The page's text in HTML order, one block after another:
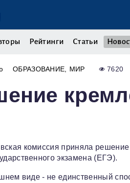
Рейтинги Статьи
ОБРАЗОВАНИЕ МИР 7620
комиссия приняла
экзамена (ЕГЭ).
виде - не единственный